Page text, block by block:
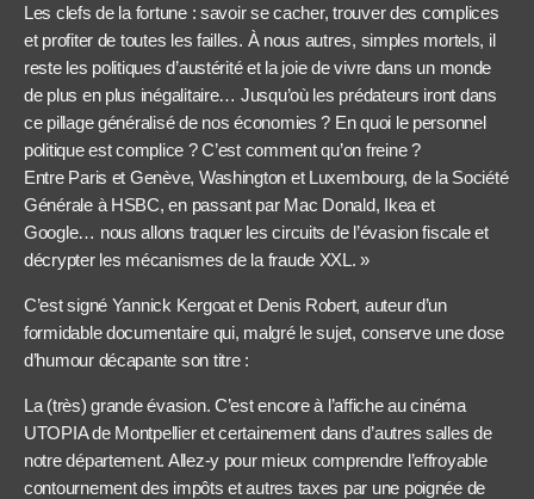
Les clefs de la fortune : savoir se cacher, trouver des complices
et profiter de toutes les failles. À nous autres, simples mortels, il
reste les politiques d’austérité et la joie de vivre dans un monde
de plus en plus inégalitaire… Jusqu’où les prédateurs iront dans
ce pillage généralisé de nos économies ? En quoi le personnel
politique est complice ? C’est comment qu’on freine ?
Entre Paris et Genève, Washington et Luxembourg, de la Société
Générale à HSBC, en passant par Mac Donald, Ikea et
Google… nous allons traquer les circuits de l’évasion fiscale et
décrypter les mécanismes de la fraude XXL. »
C’est signé Yannick Kergoat et Denis Robert, auteur d’un
formidable documentaire qui, malgré le sujet, conserve une dose
d’humour décapante son titre :
La (très) grande évasion. C’est encore à l’affiche au cinéma
UTOPIA de Montpellier et certainement dans d’autres salles de
notre département. Allez-y pour mieux comprendre l’effroyable
contournement des impôts et autres taxes par une poignée de